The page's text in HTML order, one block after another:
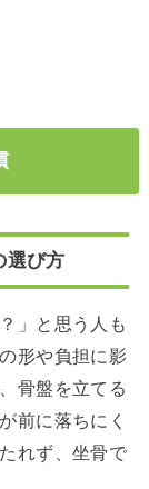
選び方
」と思う人も
形や負担に影
骨盤を立てる
前に落ちにく
れず、坐骨で